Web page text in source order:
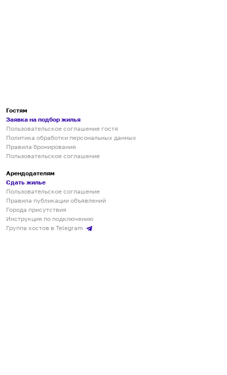
Гостям
Заявка на подбор жилья
Пользовательское соглашение гостя
Политика обработки персональных данных
Правила бронирования
Пользовательское соглашение
Арендодателям
Сдать жилье
Пользовательское соглашение
Правила публикации объявлений
Города присутствия
Инструкция по подключению
Группа хостов в Telegram